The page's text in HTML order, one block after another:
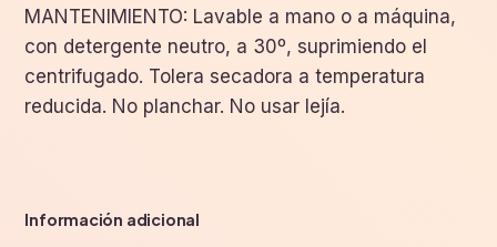
MANTENIMIENTO: Lavable a mano o a máquina,
con detergente neutro, a 30º, suprimiendo el
centrifugado. Tolera secadora a temperatura
reducida. No planchar. No usar lejía.
Información adicional